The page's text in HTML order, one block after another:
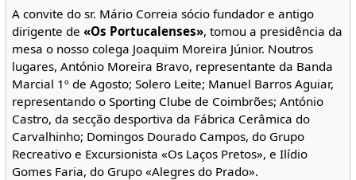
A convite do sr. Mário Correia sócio fundador e antigo
dirigente de«Os Portucalenses», tomou a presidência da
mesa o nosso colega Joaquim Moreira Júnior. Noutros
lugares, António Moreira Bravo, representante da Banda
Marcial 1º de Agosto; Solero Leite; Manuel Barros Aguiar,
representando o Sporting Clube de Coimbrões; António
Castro, da secção desportiva da Fábrica Cerâmica do
Carvalhinho; Domingos Dourado Campos, do Grupo
Recreativo e Excursionista «Os Laços Pretos», e Ilídio
Gomes Faria, do Grupo «Alegres do Prado».